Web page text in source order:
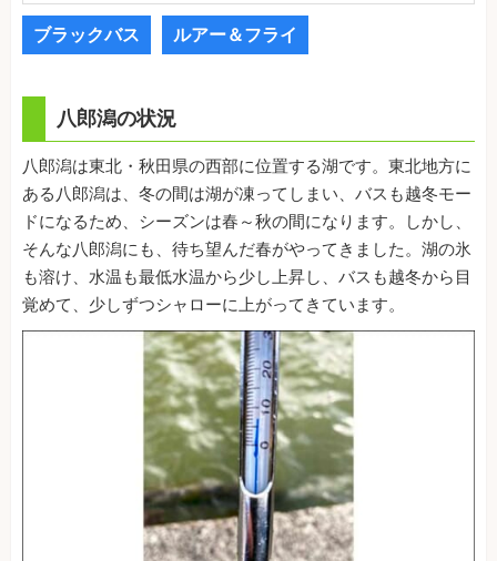
ブラックバス ルアー＆フライ
八郎潟の状況
八郎潟は東北・秋田県の西部に位置する湖です。東北地方に
ある八郎潟は、冬の間は湖が凍ってしまい、バスも越冬モー
ドになるため、シーズンは春～秋の間になります。しかし、
そんな八郎潟にも、待ち望んだ春がやってきました。湖の氷
も溶け、水温も最低水温から少し上昇し、バスも越冬から目
覚めて、少しずつシャローに上がってきています。